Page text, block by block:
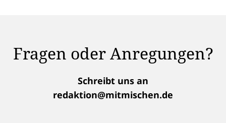
Fragen oder Anregungen?
Schreibt uns an
redaktion@mitmischen.de